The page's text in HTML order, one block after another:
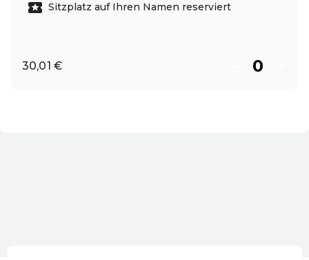
Sitzplatz auf Ihren Namen reserviert
30,01 €